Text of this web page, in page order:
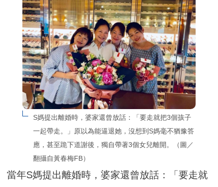
S媽提出離婚時，婆家還曾放話：「要走就把3個孩子
一起帶走。」原以為能逼退她，沒想到S媽毫不猶豫答
應，甚至跪下道謝後，獨自帶著3個女兒離開。（圖／
翻攝自黃春梅FB）
當年S媽提出離婚時，婆家還曾放話：「要走就